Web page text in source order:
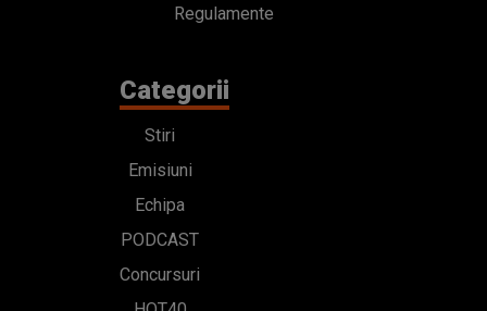
Regulamente
Categorii
Stiri
Emisiuni
Echipa
PODCAST
Concursuri